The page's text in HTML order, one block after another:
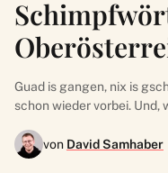
Guad is gangen, nix is
schon wieder vorbei. Und,
von David Samhaber